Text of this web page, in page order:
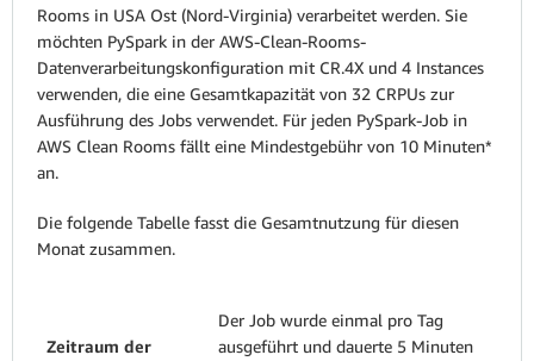
Rooms in USA Ost (Nord-Virginia) verarbeitet werden. Sie
möchten PySpark in der AWS-Clean-Rooms-
Datenverarbeitungskonfiguration mit CR.4X und 4 Instances
verwenden, die eine Gesamtkapazität von 32 CRPUs zur
Ausführung des Jobs verwendet. Für jeden PySpark-Job in
AWS Clean Rooms fällt eine Mindestgebühr von 10 Minuten*
an.
Die folgende Tabelle fasst die Gesamtnutzung für diesen
Monat zusammen.
Zeitraum der
Der Job wurde einmal pro Tag
ausgeführt und dauerte 5 Minuten